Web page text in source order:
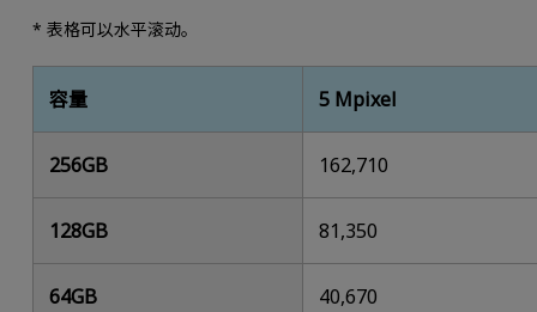
* 表格可以水平滚动。
容量 5 Mpixel
256GB 162,710
128GB 81,350
64GB 40,670